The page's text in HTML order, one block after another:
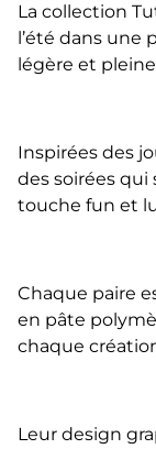
La collection
l’été dans une
légère et
Inspirées des
des soirées qui
touche fun et
Chaque paire
en pâte
chaque
Leur design